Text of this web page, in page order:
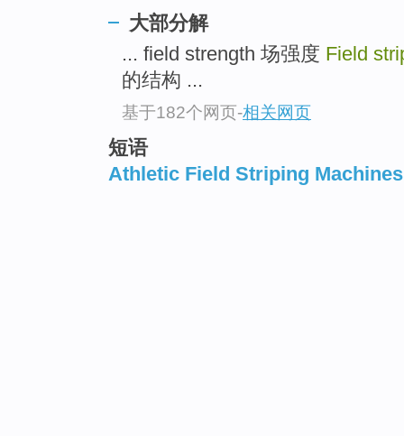
大部分解
... field strength 场强度 Field
的结构 ...
基于182个网页-相关网页
短语
Athletic Field Striping Machines